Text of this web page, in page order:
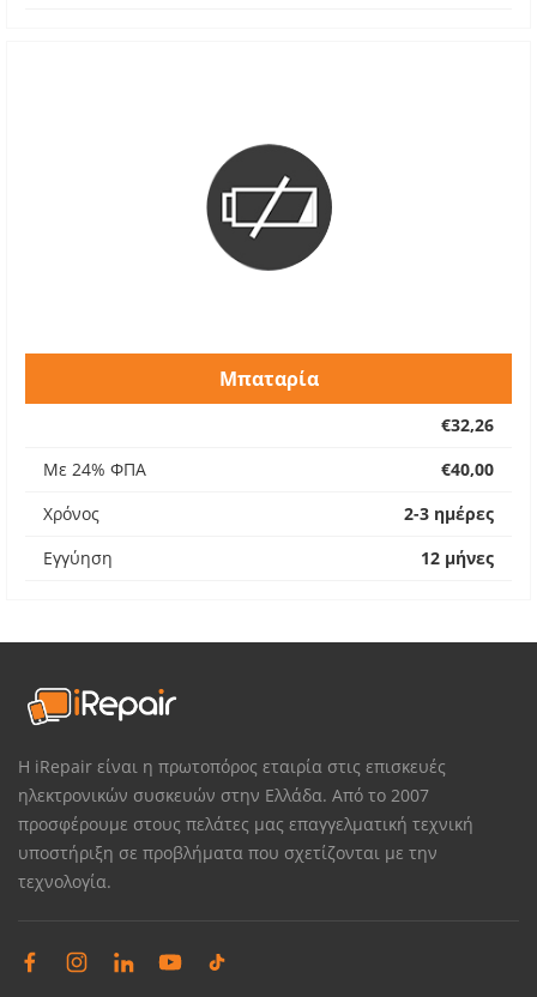
Μπαταρία
€32,26
Με 24% ΦΠΑ
€40,00
Χρόνος
2-3 ημέρες
Εγγύηση
12 μήνες
Η iRepair είναι η πρωτοπόρος εταιρία στις επισκευές
ηλεκτρονικών συσκευών στην Ελλάδα. Από το 2007
προσφέρουμε στους πελάτες μας επαγγελματική τεχνική
υποστήριξη σε προβλήματα που σχετίζονται με την
τεχνολογία.